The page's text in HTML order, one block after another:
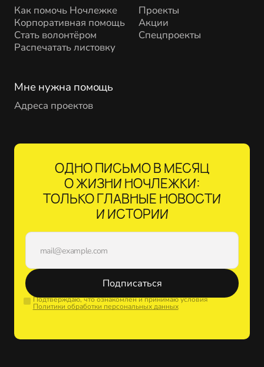
Как помочь Ночлежке
Корпоративная помощь
Стать волонтёром
Распечатать листовку
Проекты
Акции
Спецпроекты
Мне нужна помощь
Адреса проектов
ОДНО ПИСЬМО В МЕСЯЦ
О ЖИЗНИ НОЧЛЕЖКИ:
ТОЛЬКО ГЛАВНЫЕ НОВОСТИ
И ИСТОРИИ
Подписаться
Подтверждаю, что ознакомлен и принимаю условия
Политики обработки персональных данных